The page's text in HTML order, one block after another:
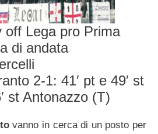
off Lega pro Prima
di andata
2-1: 41′ pt e 49′ st
st Antonazzo (T)
vanno in cerca di un posto per